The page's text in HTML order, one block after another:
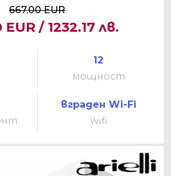
667.00 EUR
/ 1232.17 лв.
12
мощност
вграден Wi-Fi
wifi